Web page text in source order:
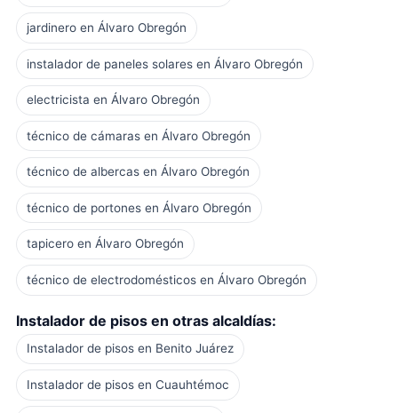
jardinero en Álvaro Obregón
instalador de paneles solares en Álvaro Obregón
electricista en Álvaro Obregón
técnico de cámaras en Álvaro Obregón
técnico de albercas en Álvaro Obregón
técnico de portones en Álvaro Obregón
tapicero en Álvaro Obregón
técnico de electrodomésticos en Álvaro Obregón
Instalador de pisos en otras alcaldías:
Instalador de pisos en Benito Juárez
Instalador de pisos en Cuauhtémoc